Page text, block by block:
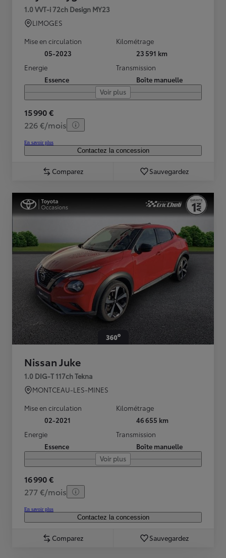
1.0 VVT-i 72ch Design MY23
LIMOGES
Mise en circulation
05-2023
Kilométrage
23 591 km
Energie
Essence
Transmission
Boîte manuelle
Voir plus
15 990 €
226 €/mois
En savoir plus
Contactez la concession
Comparez Sauvegardez
Nissan Juke
1.0 DIG-T 117ch Tekna
MONTCEAU-LES-MINES
Mise en circulation
02-2021
Kilométrage
46 655 km
Energie
Essence
Transmission
Boîte manuelle
Voir plus
16 990 €
277 €/mois
En savoir plus
Contactez la concession
Comparez Sauvegardez